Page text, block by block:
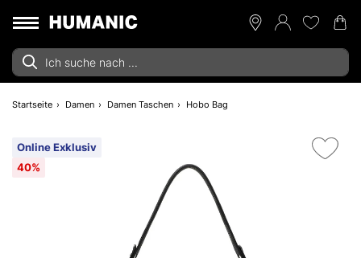
Startseite Damen Damen Taschen Hobo Bag
Online Exklusiv
40%